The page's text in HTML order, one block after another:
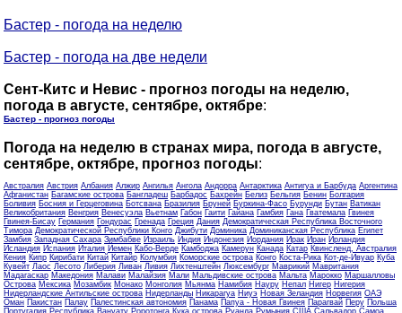
Бастер - погода на неделю
Бастер - погода на две недели
Сент-Китс и Невис - прогноз погоды на неделю,
погода в августе, сентябре, октябре:
Бастер - прогноз погоды
Погода на неделю в странах мира, погода в августе,
сентябре, октябре, прогноз погоды:
Австралия Австрия Албания Алжир Ангилья Ангола Андорра Антарктика Антигуа и Барбуда Аргентина
Афганистан Багамские острова Бангладеш Барбадос Бахрейн Белиз Бельгия Бенин Болгария
Боливия Босния и Герцеговина Ботсвана Бразилия Бруней Буркина-Фасо Бурунди Бутан Ватикан
Великобритания Венгрия Венесуэла Вьетнам Габон Гаити Гайана Гамбия Гана Гватемала Гвинея
Гвинея-Бисау Германия Гондурас Гренада Греция Дания Демократическая Республика Восточного
Тимора Демократической Республики Конго Джибути Доминика Доминиканская Республика Египет
Замбия Западная Сахара Зимбабве Израиль Индия Индонезия Иордания Ирак Иран Ирландия
Исландия Испания Италия Йемен Кабо-Верде Камбоджа Камерун Канада Катар Квинсленд, Австралия
Кения Кипр Кирибати Китай Китайр Колумбия Коморские острова Конго Коста-Рика Кот-де-Ивуар Куба
Кувейт Лаос Лесото Либерия Ливан Ливия Лихтенштейн Люксембург Маврикий Мавритания
Мадагаскар Македония Малави Малайзия Мали Мальдивские острова Мальта Марокко Маршалловы
Острова Мексика Мозамбик Монако Монголия Мьянма Намибия Науру Непал Нигер Нигерия
Нидерландские Антильские острова Нидерланды Никарагуа Ниуэ Новая Зеландия Норвегия ОАЭ
Оман Пакистан Палау Палестинская автономия Панама Папуа - Новая Гвинея Парагвай Перу Польша
Португалия Республика Вануату Роротонга Кука острова Руанда Румыния США Сальвадор Самоа